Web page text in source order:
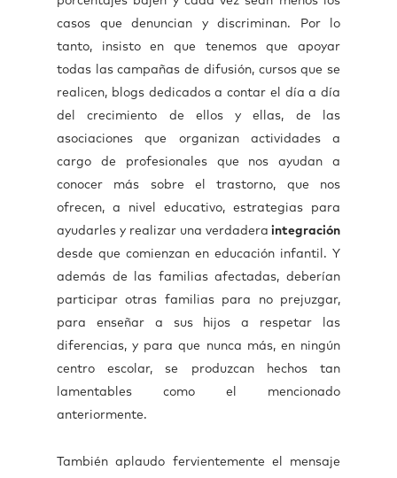
casos que denuncian y discriminan. Por lo
tanto, insisto en que tenemos que apoyar
todas las campañas de difusión, cursos que se
realicen, blogs dedicados a contar el día a día
del crecimiento de ellos y ellas, de las
asociaciones que organizan actividades a
cargo de profesionales que nos ayudan a
conocer más sobre el trastorno, que nos
ofrecen, a nivel educativo, estrategias para
ayudarles y realizar una verdadera integración
desde que comienzan en educación infantil. Y
además de las familias afectadas, deberían
participar otras familias para no prejuzgar,
para enseñar a sus hijos a respetar las
diferencias, y para que nunca más, en ningún
centro escolar, se produzcan hechos tan
lamentables como el mencionado
anteriormente.
También aplaudo fervientemente el mensaje